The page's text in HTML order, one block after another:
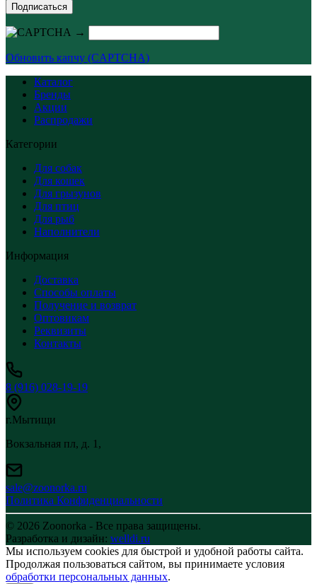
Подписаться
→
Обновить капчу (CAPTCHA)
Каталог
Бренды
Акции
Распродажи
Категории
Для собак
Для кошек
Для грызунов
Для птиц
Для рыб
Наполнители
Информация
Доставка
Способы оплаты
Получение и возврат
Оптовикам
Реквизиты
Контакты
8 (916) 028-19-19
г.Мытищи
Вокзальная пл, д. 1,
sale@zoonorka.ru
Политика Конфиденциальности
© 2026 Zoonorka - Все права защищены.
Разработка и дизайн: welldi.ru
Мы используем cookies для быстрой и удобной работы сайта.
Продолжая пользоваться сайтом, вы принимаете условия
обработки персональных данных.